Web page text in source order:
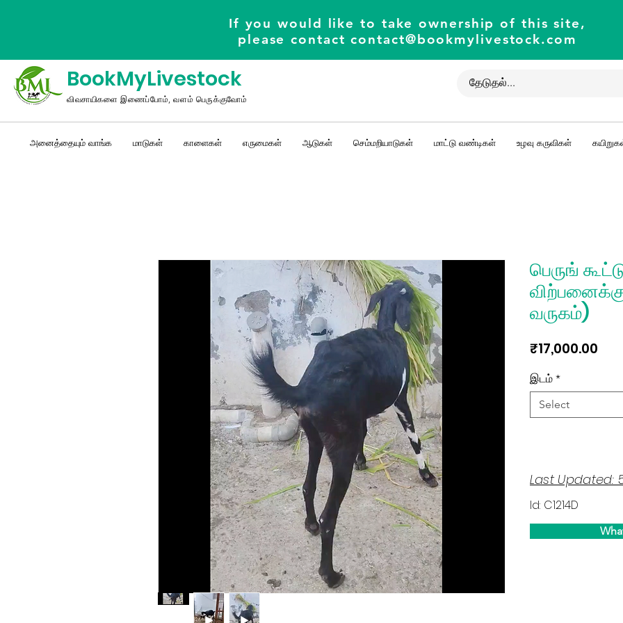
If you would like to take ownership of this site,
please contactcontact@bookmylivestock.com
BookMyLivestock
விவசாயிகளை இணைப்போம், வளம் பெருக்குவோம்
அனைத்தையும் வாங்க மாடுகள் காளைகள் எருமைகள் ஆடுகள் செம்மறியாடுகள் மாட்டு வண்டிகள் உழவு கருவிகள்
பெருங்
வருகம்)
₹17,000.00
இடம் *
Select
Last Updated:
Id: C1214D